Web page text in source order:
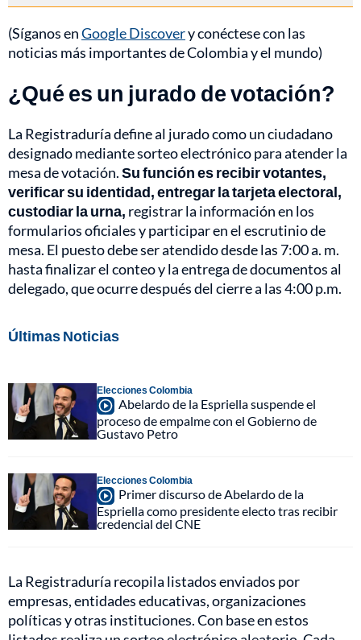
(Síganos enGoogle Discovery conéctese con las
noticias más importantes de Colombia y el mundo)
¿Qué es un jurado de votación?
La Registraduría define al jurado como un ciudadano
designado mediante sorteo electrónico para atender la
mesa de votación.Su función es recibir votantes,
verificar su identidad, entregar la tarjeta electoral,
custodiar la urna, registrar la información en los
formularios oficiales y participar en el escrutinio de
mesa. El puesto debe ser atendido desde las 7:00 a. m.
hasta finalizar el conteo y la entrega de documentos al
delegado, que ocurre después del cierre a las 4:00 p.m.
Últimas Noticias
Elecciones Colombia
Abelardo de la Espriella suspende el
proceso de empalme con el Gobierno de
Gustavo Petro
Elecciones Colombia
Primer discurso de Abelardo de la
Espriella como presidente electo tras recibir
credencial del CNE
La Registraduría recopila listados enviados por
empresas, entidades educativas, organizaciones
políticas y otras instituciones. Con base en estos